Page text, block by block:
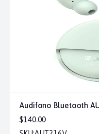
Audifono Bluetooth
$140.00